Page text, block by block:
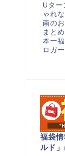
Uター
ゃれ
南の
まと
本一
ロガ
福袋
ルド